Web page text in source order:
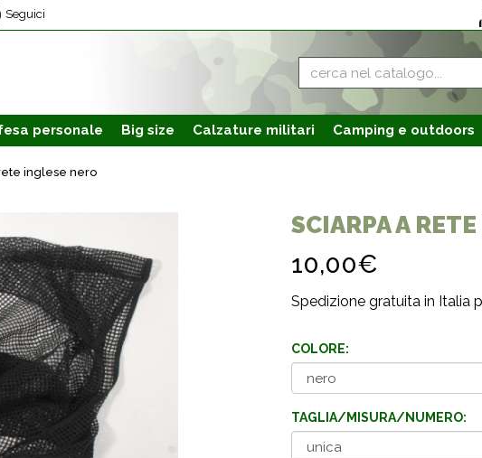
Seguici
personale Big size Calzature militari Camping e outdoors
inglese nero
SCIARPA A
10,00€
Spedizione gratuita in Italia
COLORE:
TAGLIA/MISURA/NUMERO: